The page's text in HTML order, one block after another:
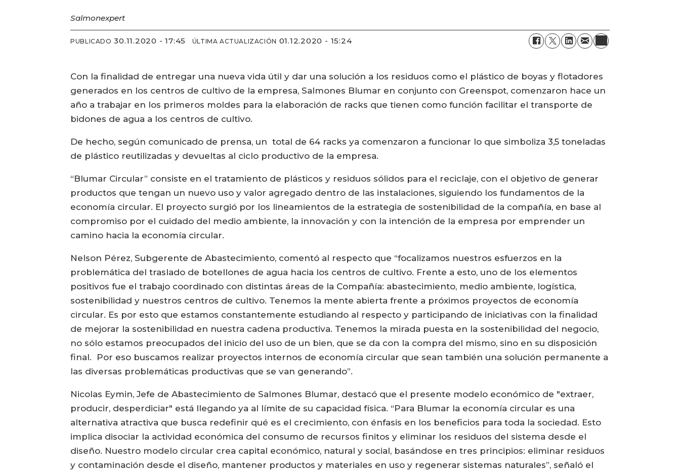
Salmonexpert
PUBLICADO 30.11.2020 - 17:45 ÚLTIMA ACTUALIZACIÓN 01.12.2020 - 15:24
Con la finalidad de entregar una nueva vida útil y dar una solución a los residuos como el plástico de boyas y flotadores
generados en los centros de cultivo de la empresa, Salmones Blumar en conjunto con Greenspot, comenzaron hace un
año a trabajar en los primeros moldes para la elaboración de racks que tienen como función facilitar el transporte de
bidones de agua a los centros de cultivo.
De hecho, según comunicado de prensa, un total de 64 racks ya comenzaron a funcionar lo que simboliza 3,5 toneladas
de plástico reutilizadas y devueltas al ciclo productivo de la empresa.
“Blumar Circular” consiste en el tratamiento de plásticos y residuos sólidos para el reciclaje, con el objetivo de generar
productos que tengan un nuevo uso y valor agregado dentro de las instalaciones, siguiendo los fundamentos de la
economía circular. El proyecto surgió por los lineamientos de la estrategia de sostenibilidad de la compañía, en base al
compromiso por el cuidado del medio ambiente, la innovación y con la intención de la empresa por emprender un
camino hacia la economía circular.
Nelson Pérez, Subgerente de Abastecimiento, comentó al respecto que “focalizamos nuestros esfuerzos en la
problemática del traslado de botellones de agua hacia los centros de cultivo. Frente a esto, uno de los elementos
positivos fue el trabajo coordinado con distintas áreas de la Compañía: abastecimiento, medio ambiente, logística,
sostenibilidad y nuestros centros de cultivo. Tenemos la mente abierta frente a próximos proyectos de economía
circular. Es por esto que estamos constantemente estudiando al respecto y participando de iniciativas con la finalidad
de mejorar la sostenibilidad en nuestra cadena productiva. Tenemos la mirada puesta en la sostenibilidad del negocio,
no sólo estamos preocupados del inicio del uso de un bien, que se da con la compra del mismo, sino en su disposición
final. Por eso buscamos realizar proyectos internos de economía circular que sean también una solución permanente a
las diversas problemáticas productivas que se van generando”.
Nicolas Eymin, Jefe de Abastecimiento de Salmones Blumar, destacó que el presente modelo económico de "extraer,
producir, desperdiciar" está llegando ya al límite de su capacidad física. “Para Blumar la economía circular es una
alternativa atractiva que busca redefinir qué es el crecimiento, con énfasis en los beneficios para toda la sociedad. Esto
implica disociar la actividad económica del consumo de recursos finitos y eliminar los residuos del sistema desde el
diseño. Nuestro modelo circular crea capital económico, natural y social, basándose en tres principios: eliminar residuos
y contaminación desde el diseño, mantener productos y materiales en uso y regenerar sistemas naturales”, señaló el